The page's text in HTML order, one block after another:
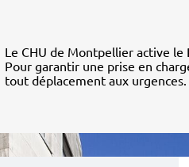
Le CHU de Montpellier active le
Pour garantir une prise en
tout déplacement aux urgences.